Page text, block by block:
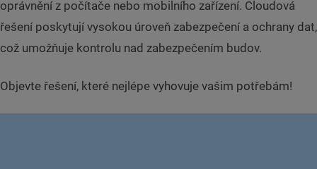
oprávnění z počítače nebo mobilního zařízení. Cloudová
řešení poskytují vysokou úroveň zabezpečení a ochrany dat,
což umožňuje kontrolu nad zabezpečením budov.
Objevte řešení, které nejlépe vyhovuje vašim potřebám!